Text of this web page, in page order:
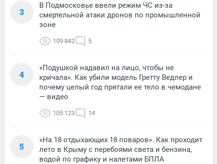
3
В Подмосковье ввели режим ЧС из-за
смертельной атаки дронов по промышленной
зоне
109 842 5
4
«Подушкой надавил на лицо, чтобы не
кричала». Как убили модель Гретту Ведлер и
почему целый год прятали ее тело в чемодане
— видео
105 123 14
5
«На 18 отдыхающих 18 поваров». Как проходит
лето в Крыму с перебоями света и бензина,
водой по графику и налетами БПЛА